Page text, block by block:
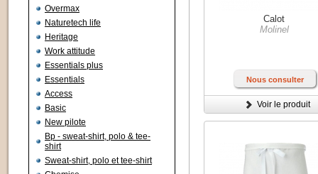
Overmax
Naturetech life
Heritage
Work attitude
Essentials plus
Essentials
Access
Basic
New pilote
Bp - sweat-shirt, polo & tee-
shirt
Sweat-shirt, polo et tee-shirt
Calot
Molinel
Nous consulter
Voir le produit